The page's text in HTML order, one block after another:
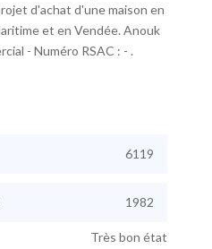
d'achat d'une maison en
et en Vendée. Anouk
- Numéro RSAC : - .
6119
1982
Très bon état